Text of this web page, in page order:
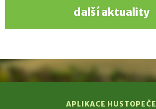
další aktuality
APLIKACE HUSTOPEČE